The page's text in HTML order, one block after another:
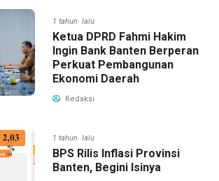
1 tahun lalu
Ketua DPRD Fahmi Hakim
Ingin Bank Banten Berperan
Perkuat Pembangunan
Ekonomi Daerah
Redaksi
1 tahun lalu
BPS Rilis Inflasi Provinsi
Banten, Begini Isinya